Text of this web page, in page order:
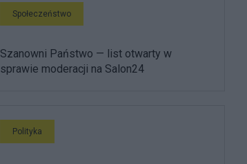
Społeczeństwo
Szanowni Państwo — list otwarty w
sprawie moderacji na Salon24
Polityka